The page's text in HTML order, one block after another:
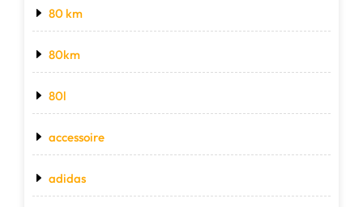
80 km
80km
80l
accessoire
adidas